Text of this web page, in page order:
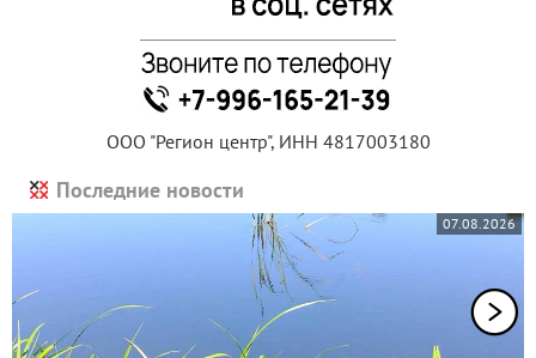
ООО "Регион центр", ИНН 4817003180
Последние новости
07.08.2026